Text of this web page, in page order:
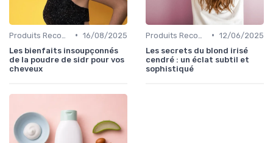
• 16/08/2025
Les bienfaits insoupçonnés
de la poudre de sidr pour vos
cheveux
• 12/06/2025
Les secrets du blond irisé
cendré : un éclat subtil et
sophistiqué